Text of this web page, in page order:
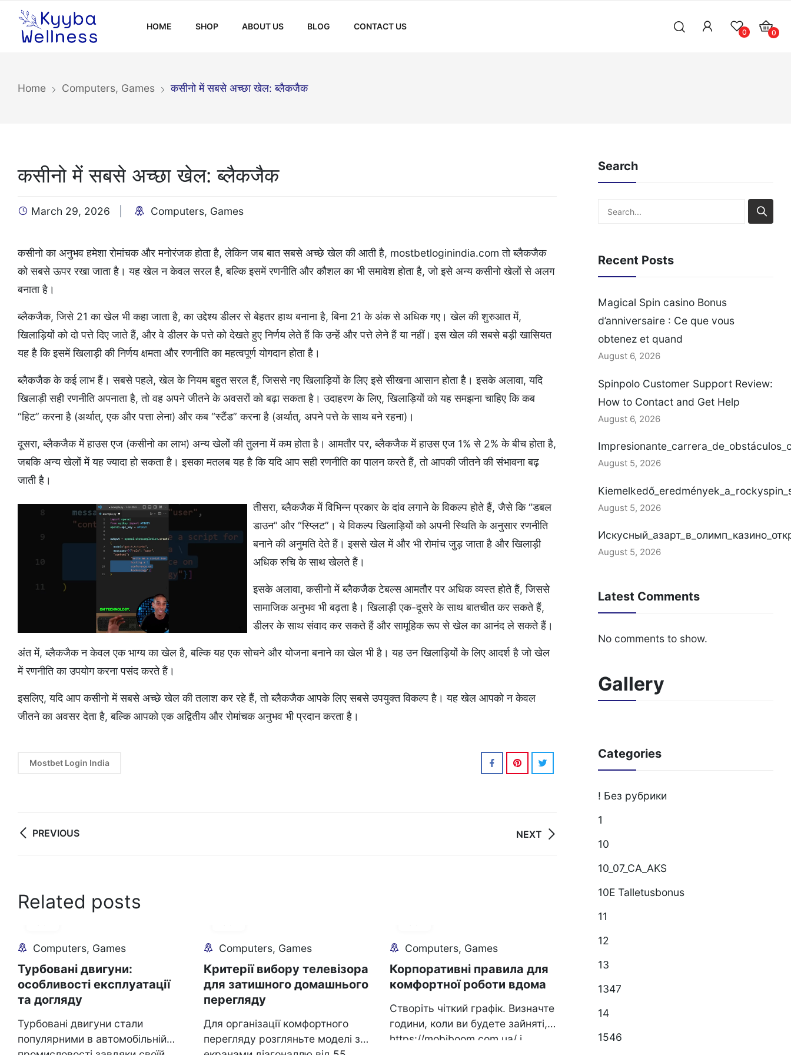
HOME SHOP ABOUT US BLOG CONTACT US
0 0
Home Computers, Games कसीनो में सबसे अच्छा खेल: ब्लैकजैक
कसीनो में सबसे अच्छा खेल: ब्लैकजैक
March 29, 2026 Computers, Games
कसीनो का अनुभव हमेशा रोमांचक और मनोरंजक होता है, लेकिन जब बात सबसे अच्छे खेल की आती है, mostbetloginindia.com तो ब्लैकजैक
को सबसे ऊपर रखा जाता है। यह खेल न केवल सरल है, बल्कि इसमें रणनीति और कौशल का भी समावेश होता है, जो इसे अन्य कसीनो खेलों से अलग
बनाता है।
ब्लैकजैक, जिसे 21 का खेल भी कहा जाता है, का उद्देश्य डीलर से बेहतर हाथ बनाना है, बिना 21 के अंक से अधिक गए। खेल की शुरुआत में,
खिलाड़ियों को दो पत्ते दिए जाते हैं, और वे डीलर के पत्ते को देखते हुए निर्णय लेते हैं कि उन्हें और पत्ते लेने हैं या नहीं। इस खेल की सबसे बड़ी खासियत
यह है कि इसमें खिलाड़ी की निर्णय क्षमता और रणनीति का महत्वपूर्ण योगदान होता है।
ब्लैकजैक के कई लाभ हैं। सबसे पहले, खेल के नियम बहुत सरल हैं, जिससे नए खिलाड़ियों के लिए इसे सीखना आसान होता है। इसके अलावा, यदि
खिलाड़ी सही रणनीति अपनाता है, तो वह अपने जीतने के अवसरों को बढ़ा सकता है। उदाहरण के लिए, खिलाड़ियों को यह समझना चाहिए कि कब
“हिट” करना है (अर्थात्, एक और पत्ता लेना) और कब “स्टैंड” करना है (अर्थात्, अपने पत्ते के साथ बने रहना)।
दूसरा, ब्लैकजैक में हाउस एज (कसीनो का लाभ) अन्य खेलों की तुलना में कम होता है। आमतौर पर, ब्लैकजैक में हाउस एज 1% से 2% के बीच होता है,
जबकि अन्य खेलों में यह ज्यादा हो सकता है। इसका मतलब यह है कि यदि आप सही रणनीति का पालन करते हैं, तो आपकी जीतने की संभावना बढ़
जाती है।
तीसरा, ब्लैकजैक में विभिन्न प्रकार के दांव लगाने के विकल्प होते हैं, जैसे कि “डबल
डाउन” और “स्प्लिट”। ये विकल्प खिलाड़ियों को अपनी स्थिति के अनुसार रणनीति
बनाने की अनुमति देते हैं। इससे खेल में और भी रोमांच जुड़ जाता है और खिलाड़ी
अधिक रुचि के साथ खेलते हैं।
इसके अलावा, कसीनो में ब्लैकजैक टेबल्स आमतौर पर अधिक व्यस्त होते हैं, जिससे
सामाजिक अनुभव भी बढ़ता है। खिलाड़ी एक-दूसरे के साथ बातचीत कर सकते हैं,
डीलर के साथ संवाद कर सकते हैं और सामूहिक रूप से खेल का आनंद ले सकते हैं।
अंत में, ब्लैकजैक न केवल एक भाग्य का खेल है, बल्कि यह एक सोचने और योजना बनाने का खेल भी है। यह उन खिलाड़ियों के लिए आदर्श है जो खेल
में रणनीति का उपयोग करना पसंद करते हैं।
इसलिए, यदि आप कसीनो में सबसे अच्छे खेल की तलाश कर रहे हैं, तो ब्लैकजैक आपके लिए सबसे उपयुक्त विकल्प है। यह खेल आपको न केवल
जीतने का अवसर देता है, बल्कि आपको एक अद्वितीय और रोमांचक अनुभव भी प्रदान करता है।
Mostbet Login India
Post
PREVIOUS NEXT
Related posts
31
Computers, Games
Турбовані двигуни:
особливості експлуатації
та догляду
Турбовані двигуни стали
популярними в автомобільній
Computers, Games
Критерії вибору телевізора
для затишного домашнього
перегляду
Для організації комфортного
перегляду розгляньте моделі з
Computers, Games
Корпоративні правила для
комфортної роботи вдома
Створіть чіткий графік. Визначте
години, коли ви будете зайняті,
https://mobiboom.com.ua/ і
Jul
Computers, Games
Світоліна здобуває
перемогу на турнірі
розгортається захопливе
Search
Search
Recent Posts
Magical Spin casino Bonus
d’anniversaire : Ce que vous
obtenez et quand
August 6, 2026
Spinpolo Customer Support Review:
How to Contact and Get Help
August 6, 2026
August 5, 2026
August 5, 2026
August 5, 2026
Latest Comments
No comments to show.
Gallery
Categories
! Без рубрики
1
10
10_07_CA_AKS
10E Talletusbonus
11
12
13
1347
14
1546